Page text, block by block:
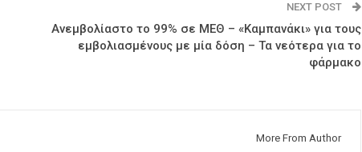
NEXT POST
Ανεμβολίαστο το 99% σε ΜΕΘ – «Καμπανάκι» για τους
εμβολιασμένους με μία δόση – Τα νεότερα για το
φάρμακο
More From Author